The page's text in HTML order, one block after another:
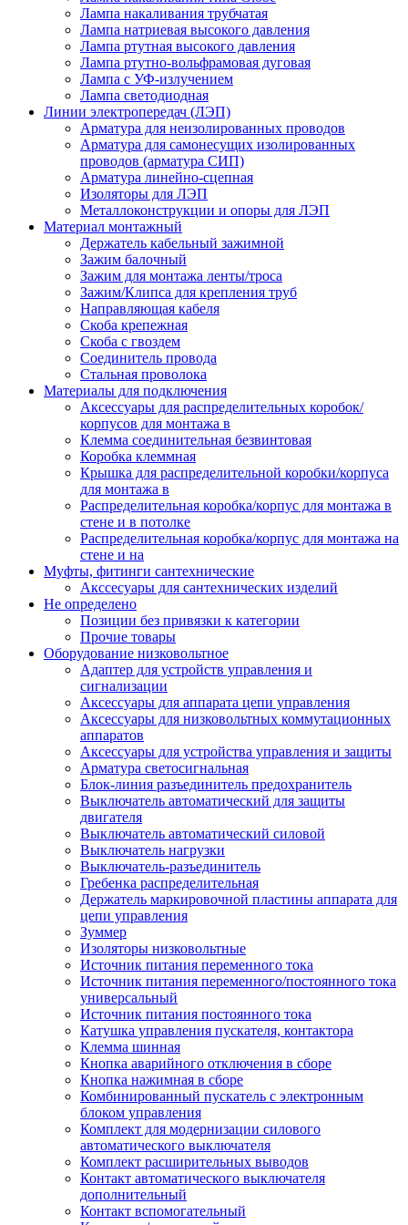
Лампа накаливания трубчатая
Лампа натриевая высокого давления
Лампа ртутная высокого давления
Лампа ртутно-вольфрамовая дуговая
Лампа с УФ-излучением
Лампа светодиодная
Линии электропередач (ЛЭП)
Арматура для неизолированных проводов
Арматура для самонесущих изолированных
проводов (арматура СИП)
Арматура линейно-сцепная
Изоляторы для ЛЭП
Металлоконструкции и опоры для ЛЭП
Материал монтажный
Держатель кабельный зажимной
Зажим балочный
Зажим для монтажа ленты/троса
Зажим/Клипса для крепления труб
Направляющая кабеля
Скоба крепежная
Скоба с гвоздем
Соединитель провода
Стальная проволока
Материалы для подключения
Аксессуары для распределительных коробок/
корпусов для монтажа в
Клемма соединительная безвинтовая
Коробка клеммная
Крышка для распределительной коробки/корпуса
для монтажа в
Распределительная коробка/корпус для монтажа в
стене и в потолке
Распределительная коробка/корпус для монтажа на
стене и на
Муфты, фитинги сантехнические
Акссесуары для сантехнических изделий
Не определено
Позиции без привязки к категории
Прочие товары
Оборудование низковольтное
Адаптер для устройств управления и
сигнализации
Аксессуары для аппарата цепи управления
Аксессуары для низковольтных коммутационных
аппаратов
Аксессуары для устройства управления и защиты
Арматура светосигнальная
Блок-линия разъединитель предохранитель
Выключатель автоматический для защиты
двигателя
Выключатель автоматический силовой
Выключатель нагрузки
Выключатель-разъединитель
Гребенка распределительная
Держатель маркировочной пластины аппарата для
цепи управления
Зуммер
Изоляторы низковольтные
Источник питания переменного тока
Источник питания переменного/постоянного тока
универсальный
Источник питания постоянного тока
Катушка управления пускателя, контактора
Клемма шинная
Кнопка аварийного отключения в сборе
Кнопка нажимная в сборе
Комбинированный пускатель с электронным
блоком управления
Комплект для модернизации силового
автоматического выключателя
Комплект расширительных выводов
Контакт автоматического выключателя
дополнительный
Контакт вспомогательный